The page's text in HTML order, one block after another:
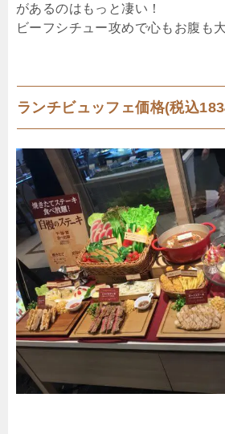
があるのはもっと凄い！
ビーフシチュー攻めで心もお腹も
ランチビュッフェ価格(税込